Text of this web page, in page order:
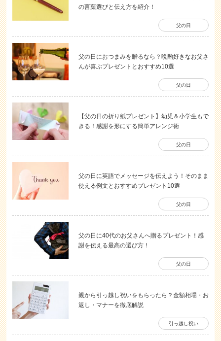
の言葉選びと伝え方を紹介！
父の日
父の日におつまみを贈るなら？晩酌好きなお父さ
んが喜ぶプレゼントとおすすめ10選
父の日
【父の日の折り紙プレゼント】幼児＆小学生もで
きる！感謝を形にする簡単アレンジ術
父の日
父の日に英語でメッセージを伝えよう！そのまま
使える例文とおすすめプレゼント10選
父の日
父の日に40代のお父さんへ贈るプレゼント！感
謝を伝える最高の選び方！
父の日
親から引っ越し祝いをもらったら？金額相場・お
返し・マナーを徹底解説
引っ越し祝い